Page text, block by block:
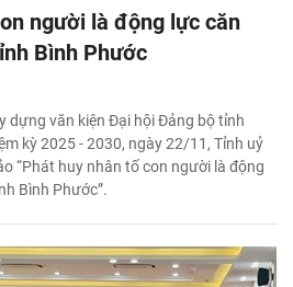
người là động lực căn
Bình Phước
dựng văn kiện Đại hội Đảng bộ tỉnh
kỳ 2025 - 2030, ngày 22/11, Tỉnh uỷ
“Phát huy nhân tố con người là động
Bình Phước”.